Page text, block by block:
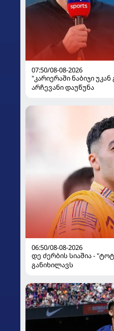
07:50/08-08-2026
"კარიერაში ნაბიჯი
არჩევანი დაუწუნა
06:50/08-08-2026
დე ძერბის სიაშია -
განიხილავს